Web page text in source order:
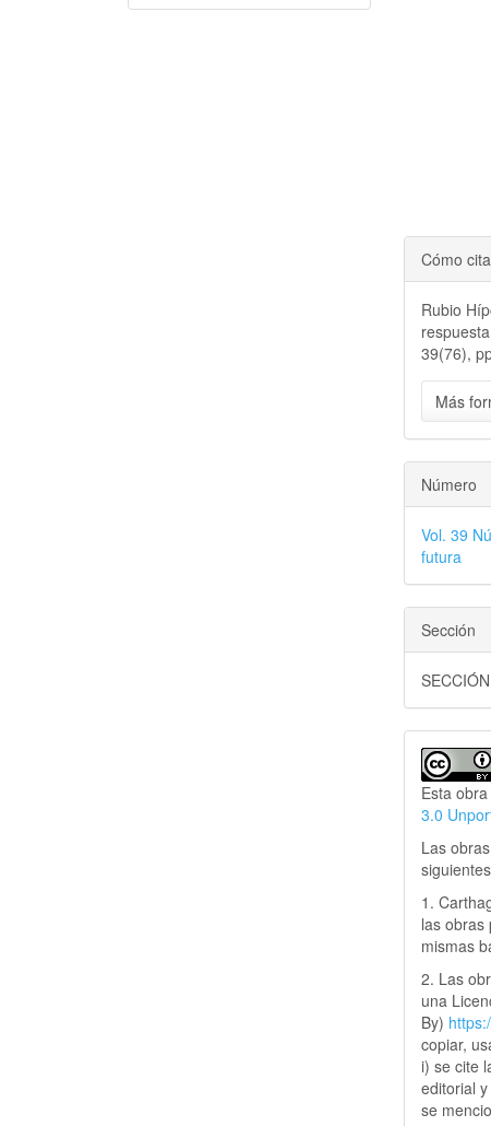
Cómo
Rubio
39(76),
Más
Número
Vol. 39
futura
Sección
Esta
3.0
Las
1.
las obras
mismas
2. Las
una
By)
copiar,
i) se cite
editorial
se